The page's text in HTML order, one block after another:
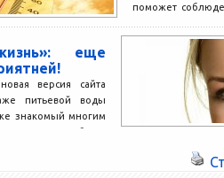
поможет
еще
версия сайта
питьевой воды
знакомый многим
станет удобнее,